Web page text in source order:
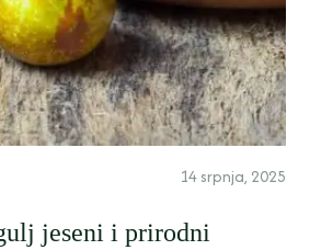
14 srpnja, 2025
jeseni i prirodni